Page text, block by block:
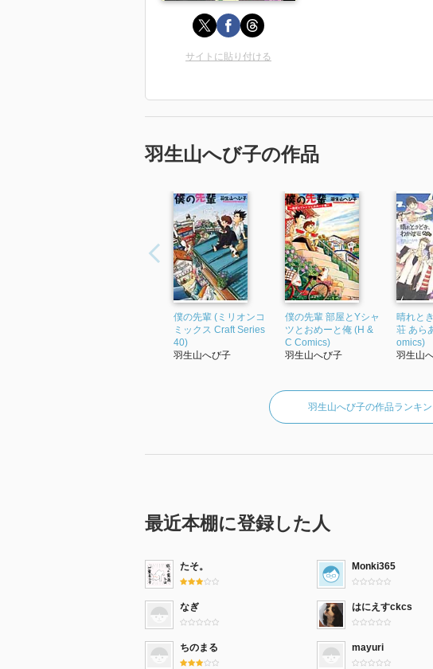
サイトに貼り付ける
羽生山へび子の作品
僕の先輩 (ミリオンコ
ミックス Craft Series
40)
羽生山へび子
僕の先輩 部屋とYシャ
ツとおめーと俺 (H &
C Comics)
羽生山へび子
晴れと
荘 あら
omics)
羽生山
羽生山へび子の作品ランキ
最近本棚に登録した人
たそ。 Monki365
なぎ はにえすckcs
ちのまる mayuri